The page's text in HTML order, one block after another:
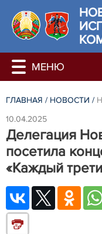
ГЛАВНАЯ / НОВОСТИ /
10.04.2025
Делегация
посетила
«Каждый